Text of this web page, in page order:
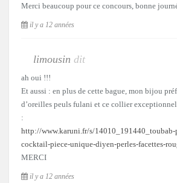
Merci beaucoup pour ce concours, bonne
il y a 12 années
limousin dit
ah oui !!!
Et aussi : en plus de cette bague, mon bijou
d’oreilles peuls fulani et ce collier
:
http://www.karuni.fr/s/14010_191440_toubab-
cocktail-piece-unique-diyen-perles-facettes-
MERCI
il y a 12 années